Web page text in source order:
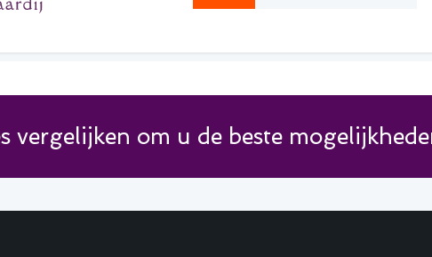
vergelijken om u de beste